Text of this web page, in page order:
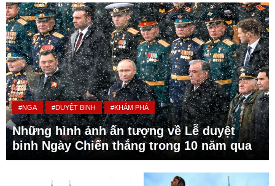
#NGA #DUYỆT BINH #KHÁM PHÁ
Những hình ảnh ấn tượng về Lễ duyệt
binh Ngày Chiến thắng trong 10 năm qua